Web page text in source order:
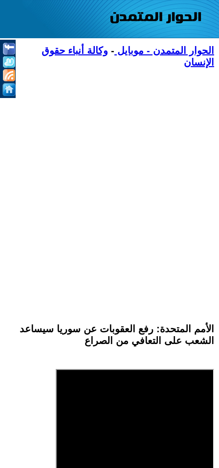
الحوار المتمدن - موبايل - وكالة أنباء حقوق
الإنسان
الأمم المتحدة: رفع العقوبات عن سوريا سيساعد
الشعب على التعافي من الصراع